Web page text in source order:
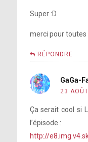
Super :D
merci pour toutes
RÉPONDRE
GaGa-
23
Ça serait cool si
l’épisode :
http://